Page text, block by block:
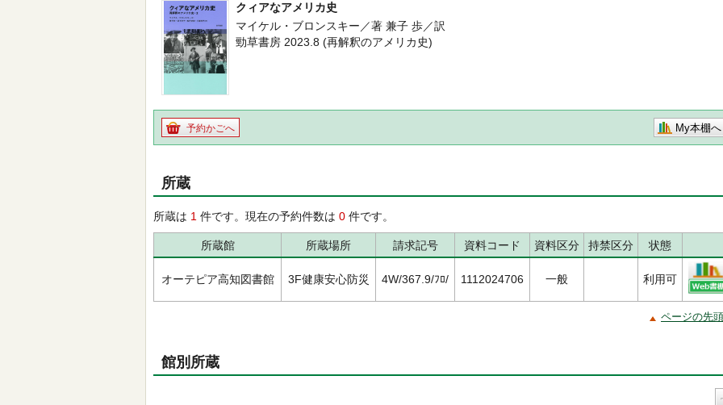
クィアなアメリカ史
マイケル・ブロンスキー／著 兼子 歩／訳
勁草書房 2023.8 (再解釈のアメリカ史)
予約かごへ My本棚へ
所蔵
所蔵は 1 件です。現在の予約件数は 0 件です。
所蔵館 所蔵場所 請求記号 資料コード 資料区分 持禁区分 状態
オーテピア高知図書館 3F健康安心防災 4W/367.9/ﾌﾛ/ 1112024706 一般 利用可
ページの先
館別所蔵